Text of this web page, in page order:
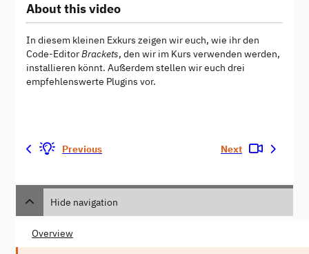
About this video
In diesem kleinen Exkurs zeigen wir euch, wie ihr den
Code-EditorBrackets, den wir im Kurs verwenden werden,
installieren könnt. Außerdem stellen wir euch drei
empfehlenswerte Plugins vor.
Previous Next
Hide navigation
Overview